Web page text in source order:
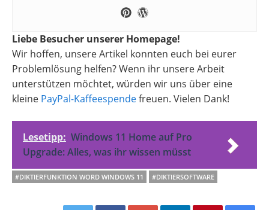
Liebe Besucher unserer Homepage!
Wir hoffen, unsere Artikel konnten euch bei eurer
Problemlösung helfen? Wenn ihr unsere Arbeit
unterstützen möchtet, würden wir uns über eine
kleine PayPal-Kaffeespendefreuen. Vielen Dank!
Lesetipp: Windows 11 Home auf Pro
Upgrade: Alles, was ihr wissen müsst
#DIKTIERFUNKTION WORD WINDOWS 11 #DIKTIERSOFTWARE